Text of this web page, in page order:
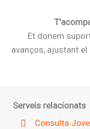
Et donem
avanços, ajustant
Serveis relacionats
Consulta Jove